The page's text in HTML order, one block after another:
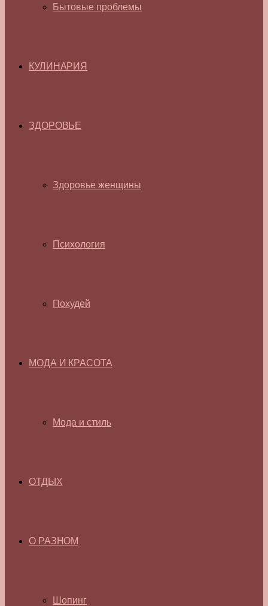
Бытовые проблемы
КУЛИНАРИЯ
ЗДОРОВЬЕ
Здоровье женщины
Психология
Похудей
МОДА И КРАСОТА
Мода и стиль
ОТДЫХ
О РАЗНОМ
Шопинг